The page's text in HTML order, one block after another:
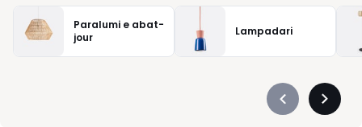
Paralumi e abat-
jour
Lampadari
Précédent